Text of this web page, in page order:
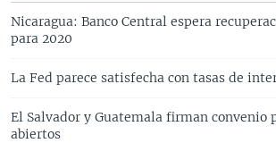
Nicaragua: Banco Central espera
para 2020
La Fed parece satisfecha con tasas de
El Salvador y Guatemala firman convenio
abiertos